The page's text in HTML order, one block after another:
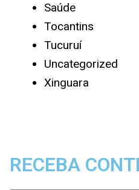
Saúde
Tocantins
Tucuruí
Uncategorized
Xinguara
RECEBA